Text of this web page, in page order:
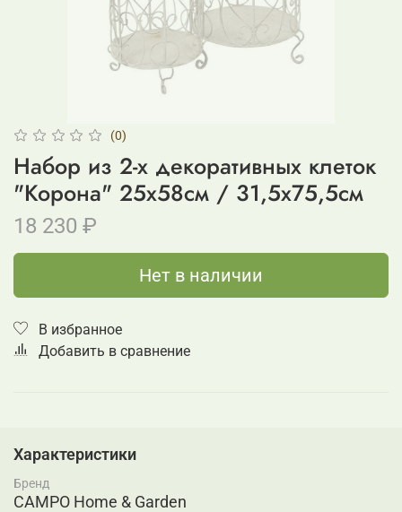
(0)
Набор из 2-х декоративных клеток
"Корона" 25x58см / 31,5x75,5см
18 230 ₽
Нет в наличии
В избранное
Добавить в сравнение
Характеристики
Бренд
CAMPO Home & Garden